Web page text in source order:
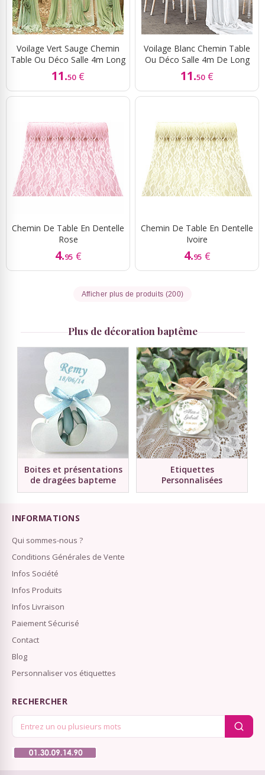
Voilage Vert Sauge Chemin
Table Ou Déco Salle 4m Long
11.50 €
Voilage Blanc Chemin Table
Ou Déco Salle 4m De Long
11.50 €
Chemin De Table En Dentelle
Rose
4.95 €
Chemin De Table En Dentelle
Ivoire
4.95 €
Afficher plus de produits (200)
Plus de décoration baptême
Boites et présentations
de dragées bapteme
Etiquettes
Personnalisées
INFORMATIONS
Qui sommes-nous ?
Conditions Générales de Vente
Infos Société
Infos Produits
Infos Livraison
Paiement Sécurisé
Contact
Blog
Personnaliser vos étiquettes
RECHERCHER